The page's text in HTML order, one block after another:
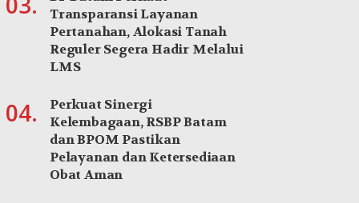
Transparansi Layanan
Pertanahan, Alokasi Tanah
Reguler Segera Hadir Melalui
LMS
04.
Perkuat Sinergi
Kelembagaan, RSBP Batam
dan BPOM Pastikan
Pelayanan dan Ketersediaan
Obat Aman